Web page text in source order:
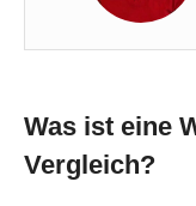
Was ist eine
Vergleich?